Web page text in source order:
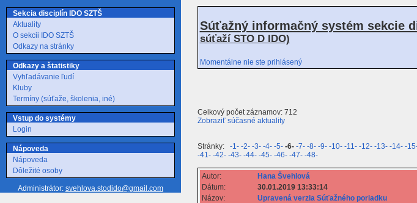
Sekcia disciplín IDO SZTŠ
Aktuality
O sekcii IDO SZTŠ
Odkazy na stránky
Odkazy a štatistiky
Vyhľadávanie ľudí
Kluby
Termíny (súťaže, školenia, iné)
Vstup do systémy
Login
Nápoveda
Nápoveda
Dôležité osoby
Administrátor: svehlova.stodido@gmail.com
Súťažný informačný systém sekcie
súťaží STO D IDO)
Momentálne nie ste prihlásený
Celkový počet záznamov: 712
Zobraziť súčasné aktuality
Stránky: -1- -2- -3- -4- -5- -6- -7- -8- -9- -10- -11- -12- -13- -14- -
-41- -42- -43- -44- -45- -46- -47- -48-
Autor:
Hana Švehlová
Dátum:
30.01.2019 13:33:14
Názov:
Upravená verzia Súťažného poriadku